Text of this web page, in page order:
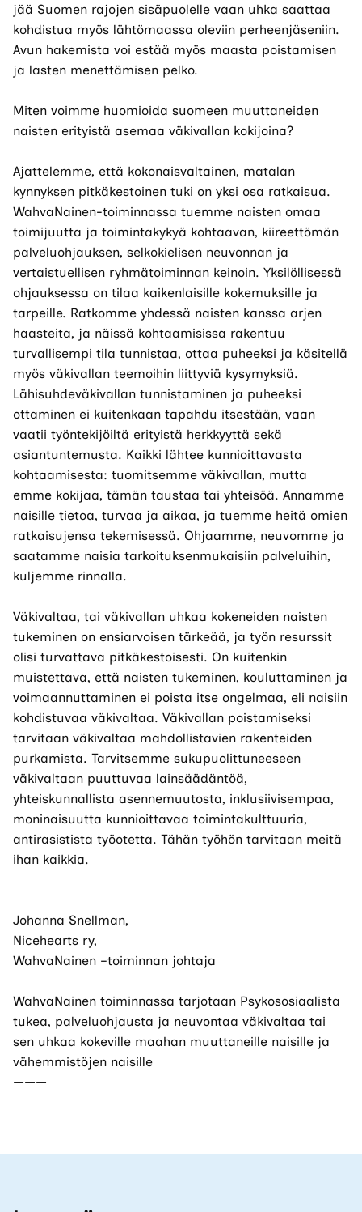
jää Suomen rajojen sisäpuolelle vaan uhka saattaa
kohdistua myös lähtömaassa oleviin perheenjäseniin.
Avun hakemista voi estää myös maasta poistamisen
ja lasten menettämisen pelko.
Miten voimme huomioida suomeen muuttaneiden
naisten erityistä asemaa väkivallan kokijoina?
Ajattelemme, että kokonaisvaltainen, matalan
kynnyksen pitkäkestoinen tuki on yksi osa ratkaisua.
WahvaNainen-toiminnassa tuemme naisten omaa
toimijuutta ja toimintakykyä kohtaavan, kiireettömän
palveluohjauksen, selkokielisen neuvonnan ja
vertaistuellisen ryhmätoiminnan keinoin. Yksilöllisessä
ohjauksessa on tilaa kaikenlaisille kokemuksille ja
tarpeille. Ratkomme yhdessä naisten kanssa arjen
haasteita, ja näissä kohtaamisissa rakentuu
turvallisempi tila tunnistaa, ottaa puheeksi ja käsitellä
myös väkivallan teemoihin liittyviä kysymyksiä.
Lähisuhdeväkivallan tunnistaminen ja puheeksi
ottaminen ei kuitenkaan tapahdu itsestään, vaan
vaatii työntekijöiltä erityistä herkkyyttä sekä
asiantuntemusta. Kaikki lähtee kunnioittavasta
kohtaamisesta: tuomitsemme väkivallan, mutta
emme kokijaa, tämän taustaa tai yhteisöä. Annamme
naisille tietoa, turvaa ja aikaa, ja tuemme heitä omien
ratkaisujensa tekemisessä. Ohjaamme, neuvomme ja
saatamme naisia tarkoituksenmukaisiin palveluihin,
kuljemme rinnalla.
Väkivaltaa, tai väkivallan uhkaa kokeneiden naisten
tukeminen on ensiarvoisen tärkeää, ja työn resurssit
olisi turvattava pitkäkestoisesti. On kuitenkin
muistettava, että naisten tukeminen, kouluttaminen ja
voimaannuttaminen ei poista itse ongelmaa, eli naisiin
kohdistuvaa väkivaltaa. Väkivallan poistamiseksi
tarvitaan väkivaltaa mahdollistavien rakenteiden
purkamista. Tarvitsemme sukupuolittuneeseen
väkivaltaan puuttuvaa lainsäädäntöä,
yhteiskunnallista asennemuutosta, inklusiivisempaa,
moninaisuutta kunnioittavaa toimintakulttuuria,
antirasistista työotetta. Tähän työhön tarvitaan meitä
ihan kaikkia.
Johanna Snellman,
Nicehearts ry,
WahvaNainen –toiminnan johtaja
WahvaNainen toiminnassa tarjotaan Psykososiaalista
tukea, palveluohjausta ja neuvontaa väkivaltaa tai
sen uhkaa kokeville maahan muuttaneille naisille ja
vähemmistöjen naisille
———